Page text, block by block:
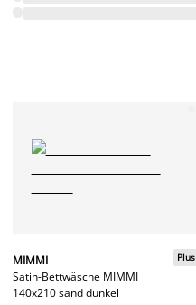
MIMMI
Satin-Bettwäsche MIMMI
140x210 sand dunkel
Plus